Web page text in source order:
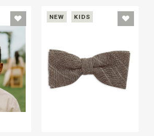
NEW KIDS